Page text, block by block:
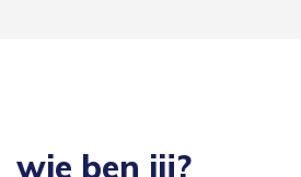
wie ben jij?